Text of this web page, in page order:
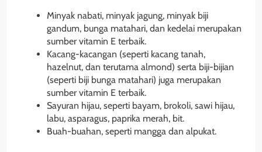
Minyak nabati, minyak jagung, minyak biji
gandum, bunga matahari, dan kedelai merupakan
sumber vitamin E terbaik.
Kacang-kacangan (seperti kacang tanah,
hazelnut, dan terutama almond) serta biji-bijian
(seperti biji bunga matahari) juga merupakan
sumber vitamin E terbaik.
Sayuran hijau, seperti bayam, brokoli, sawi hijau,
labu, asparagus, paprika merah, bit.
Buah-buahan, seperti mangga dan alpukat.